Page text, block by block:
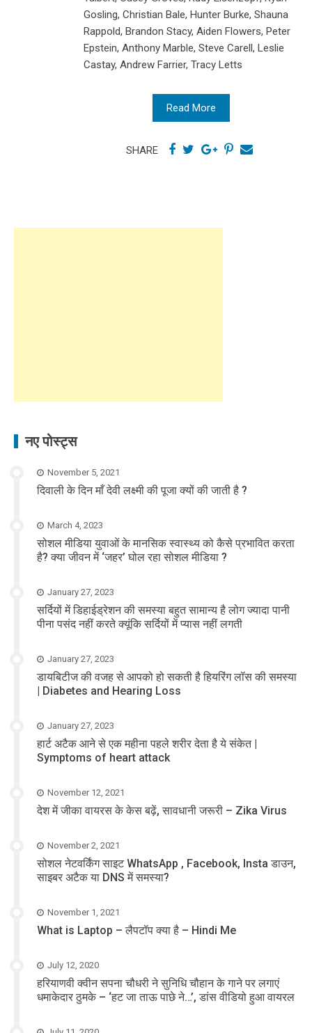
Gosling, Christian Bale, Hunter Burke, Shauna
Rappold, Brandon Stacy, Aiden Flowers, Peter
Epstein, Anthony Marble, Steve Carell, Leslie
Castay, Andrew Farrier, Tracy Letts
Read More
SHARE
नए पोस्ट्स
November 5, 2021
दिवाली के दिन माँ देवी लक्ष्मी की पूजा क्यों की जाती है ?
March 4, 2023
सोशल मीडिया युवाओं के मानसिक स्वास्थ्य को कैसे प्रभावित करता
है? क्या जीवन में ‘जहर’ घोल रहा सोशल मीडिया ?
January 27, 2023
सर्दियों में डिहाईड्रेशन की समस्या बहुत सामान्य है लोग ज्यादा पानी
पीना पसंद नहीं करते क्यूंकि सर्दियों में प्यास नहीं लगती
January 27, 2023
डायबिटीज की वजह से आपको हो सकती है हियरिंग लॉस की समस्या
| Diabetes and Hearing Loss
January 27, 2023
हार्ट अटैक आने से एक महीना पहले शरीर देता है ये संकेत |
Symptoms of heart attack
November 12, 2021
देश में जीका वायरस के केस बढ़ें, सावधानी जरूरी – Zika Virus
November 2, 2021
सोशल नेटवर्किंग साइट WhatsApp , Facebook, Insta डाउन,
साइबर अटैक या DNS में समस्या?
November 1, 2021
What is Laptop – लैपटॉप क्या है – Hindi Me
July 12, 2020
हरियाणवी क्वीन सपना चौधरी ने सुनिधि चौहान के गाने पर लगाएं
धमाकेदार ठुमके – ‘हट जा ताऊ पाछे ने…’, डांस वीडियो हुआ वायरल